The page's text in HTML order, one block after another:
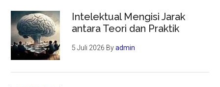
Intelektual Mengisi Jarak
antara Teori dan Praktik
5 Juli 2026 Byadmin